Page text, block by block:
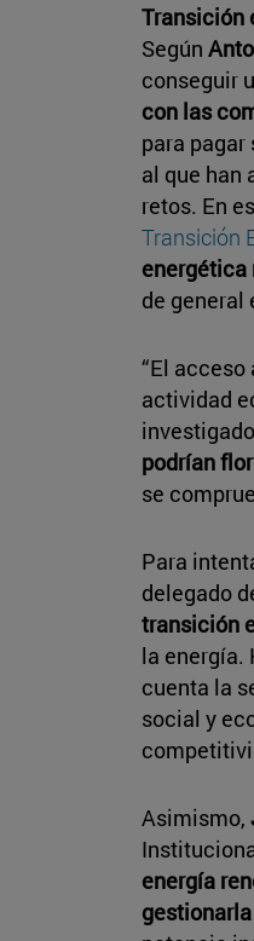
Transición
Según
conseguir
con las
para
al que han
retos. En
Transición
energética
de general
“El
actividad
podrían
se
Para
delegado
transición
la energía.
cuenta la
social y
Asimismo,
energía